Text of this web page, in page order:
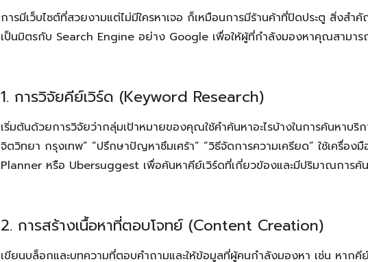
การมีเว็บไซต์ที่สวยงามแต่ไม่มีใครหาเจอ ก็เหมือนการมีร้านค้าที่ปิดประตู สิ่งส
เป็นมิตรกับ Search Engine อย่าง Google เพื่อให้ผู้ที่กำลังมองหาคุณสามา
1. การวิจัยคีย์เวิร์ด (Keyword Research)
เริ่มต้นด้วยการวิจัยว่ากลุ่มเป้าหมายของคุณใช้คำค้นหาอะไรบ้างในการค้นหาบริ
จิตวิทยา กรุงเทพ” “ปรึกษาปัญหาซึมเศร้า” “วิธีจัดการความเครียด” ใช้เครื่อ
Planner หรือ Ubersuggest เพื่อค้นหาคีย์เวิร์ดที่เกี่ยวข้องและมีปริมาณการค้น
2. การสร้างเนื้อหาที่ตอบโจทย์ (Content Creation)
เขียนบล็อกและบทความที่ตอบคำถามและให้ข้อมูลที่ผู้คนกำลังมองหา เช่น หาก